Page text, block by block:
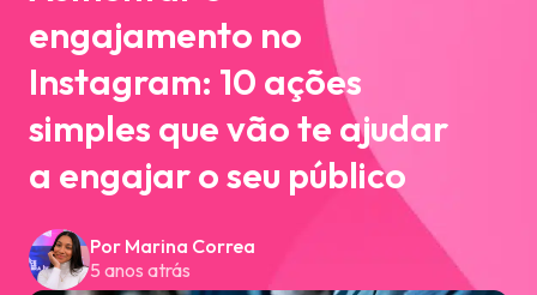
engajamento no
Instagram: 10 ações
simples que vão te ajudar
a engajar o seu público
Por Marina Correa
5 anos atrás